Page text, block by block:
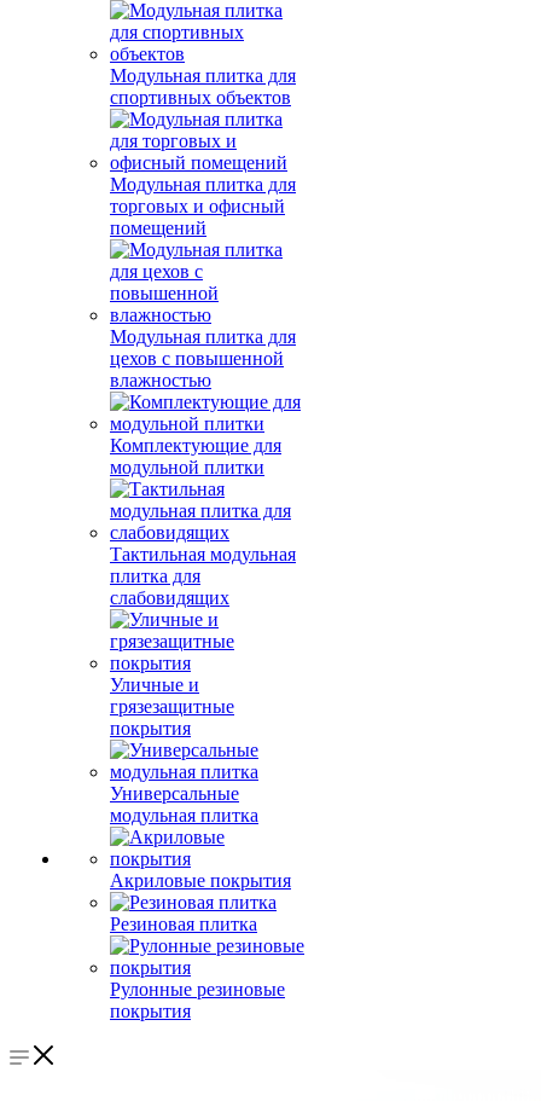
Модульная плитка для
спортивных объектов
Модульная плитка для
торговых и офисный
помещений
Модульная плитка для
цехов с повышенной
влажностью
Комплектующие для
модульной плитки
Тактильная модульная
плитка для
слабовидящих
Уличные и
грязезащитные
покрытия
Универсальные
модульная плитка
Акриловые покрытия
Резиновая плитка
Рулонные резиновые
покрытия